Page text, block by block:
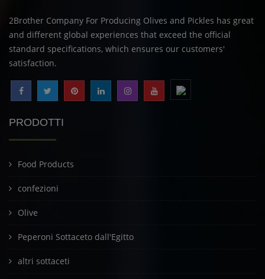
2Brother Company For Producing Olives and Pickles has great
and different global experiences that exceed the official
standard specifications, which ensures our customers'
satisfaction.
PRODOTTI
Food Products
confezioni
Olive
Peperoni Sottaceto dall'Egitto
altri sottaceti